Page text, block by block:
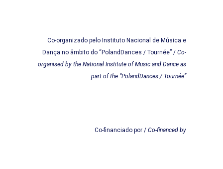
Co-organizado pelo Instituto Nacional de Música e
Dança no âmbito do “PolandDances / Tournée” / Co-
organised by the National Institute of Music and Dance as
part of the “PolandDances / Tournée”
Co-financiado por / Co-financed by